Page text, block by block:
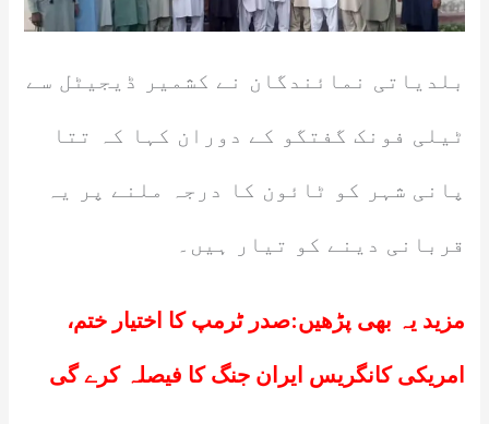
بلدیاتی نمائندگان نے کشمیر ڈیجیٹل سے
ٹیلی فونک گفتگو کے دوران کہا کہ تتا
پانی شہر کو ٹائون کا درجہ ملنے پر یہ
قربانی دینے کو تیار ہیں۔
مزید یہ بھی پڑھیں:صدر ٹرمپ کا اختیار ختم،
امریکی کانگریس ایران جنگ کا فیصلہ کرے گی